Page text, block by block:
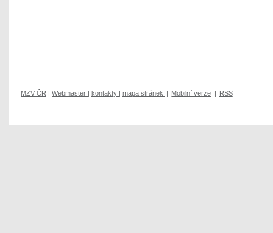
MZV ČR | Webmaster | kontakty | mapa stránek | Mobilní verze | RSS